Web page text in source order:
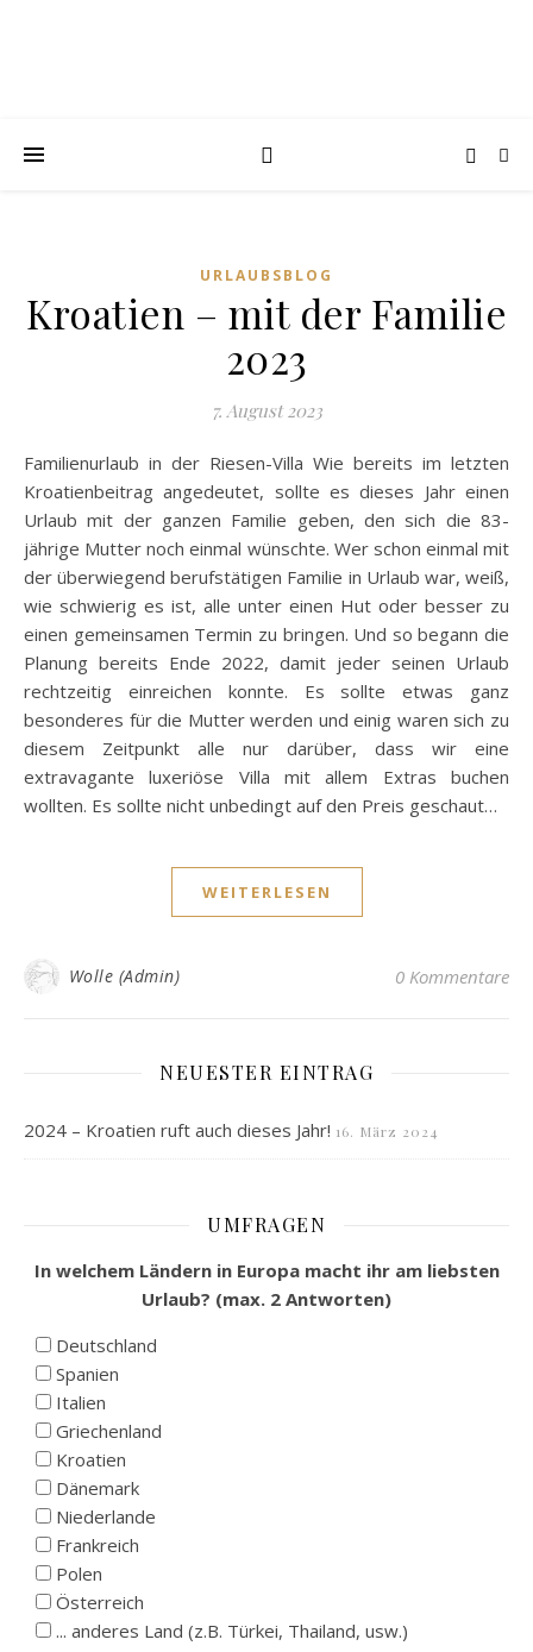
URLAUBSBLOG
Kroatien – mit der Familie
2023
7. August 2023
Familienurlaub in der Riesen-Villa Wie bereits im letzten
Kroatienbeitrag angedeutet, sollte es dieses Jahr einen
Urlaub mit der ganzen Familie geben, den sich die 83-
jährige Mutter noch einmal wünschte. Wer schon einmal mit
der überwiegend berufstätigen Familie in Urlaub war, weiß,
wie schwierig es ist, alle unter einen Hut oder besser zu
einen gemeinsamen Termin zu bringen. Und so begann die
Planung bereits Ende 2022, damit jeder seinen Urlaub
rechtzeitig einreichen konnte. Es sollte etwas ganz
besonderes für die Mutter werden und einig waren sich zu
diesem Zeitpunkt alle nur darüber, dass wir eine
extravagante luxeriöse Villa mit allem Extras buchen
wollten. Es sollte nicht unbedingt auf den Preis geschaut…
WEITERLESEN
Wolle (Admin) 0 Kommentare
NEUESTER EINTRAG
2024 – Kroatien ruft auch dieses Jahr! 16. März 2024
UMFRAGEN
In welchem Ländern in Europa macht ihr am liebsten
Urlaub? (max. 2 Antworten)
Deutschland
Spanien
Italien
Griechenland
Kroatien
Dänemark
Niederlande
Frankreich
Polen
Österreich
... anderes Land (z.B. Türkei, Thailand, usw.)